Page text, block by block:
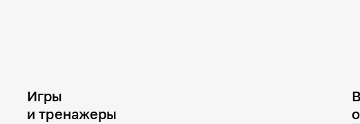
Игры
и тренажеры